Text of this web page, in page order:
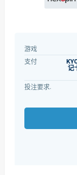
游戏
支付
记
投注要求.